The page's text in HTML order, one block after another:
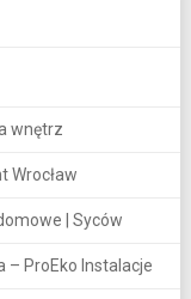
wnętrz
Wrocław
| Syców
– ProEko Instalacje